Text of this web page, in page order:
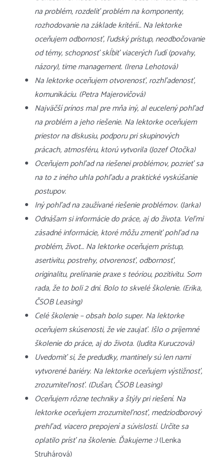
na problém, rozdeliť problém na komponenty,
rozhodovanie na základe kritérií… Na lektorke
oceňujem odbornosť, ľudský prístup, neodbočovanie
od témy, schopnosť skĺbiť viacerých ľudí (povahy,
názory), time management. (Irena Lehotová)
Na lektorke oceňujem otvorenosť, rozhľadenosť,
komunikáciu. (Petra Majerovičová)
Najväčší prínos mal pre mňa iný, al eucelený pohľad
na problém a jeho riešenie. Na lektorke oceňujem
priestor na diskusiu, podporu pri skupinových
prácach, atmosféru, ktorú vytvorila (Jozef Otočka)
Oceňujem pohľad na riešenei problémov, pozrieť sa
na to z iného uhla pohľadu a praktické vyskúšanie
postupov.
Iný pohľad na zaužívané riešenie problémov. (Jarka)
Odnášam si informácie do práce, aj do života. Veľmi
zásadné informácie, ktoré môžu zmeniť pohľad na
problém, život… Na lektorke oceňujem prístup,
asertivitu, postrehy, otvorenosť, odbornosť,
originalitu, prelínanie praxe s teóriou, pozitivitu. Som
rada, že to boli 2 dni. Bolo to skvelé školenie. (Erika,
ČSOB Leasing)
Celé školenie – obsah bolo super. Na lektorke
oceňujem skúsenosti, že vie zaujať. Išlo o príjemné
školenie do práce, aj do života. (Judita Kuruczová)
Uvedomiť si, že predudky, mantinely sú len nami
vytvorené bariéry. Na lektorke oceňujem výstižnosť,
zrozumiteľnosť. (Dušan, ČSOB Leasing)
Oceňujem rôzne techniky a štýly pri riešení. Na
lektorke oceňujem zrozumiteľnosť, medziodborový
prehľad, viacero prepojení a súvislostí. Určite sa
oplatilo prísť na školenie. Ďakujeme :)(Lenka
Struhárová)